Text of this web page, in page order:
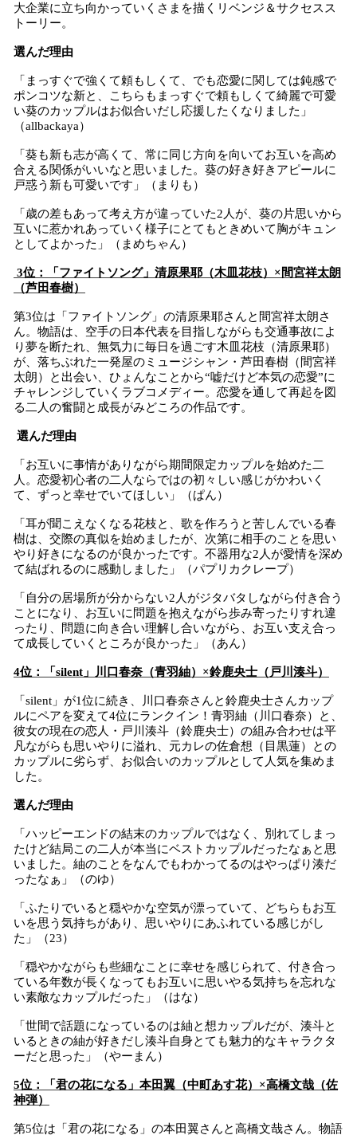
大企業に立ち向かっていくさまを描くリベンジ＆サクセスス
トーリー。
選んだ理由
「まっすぐで強くて頼もしくて、でも恋愛に関しては鈍感で
ポンコツな新と、こちらもまっすぐで頼もしくて綺麗で可愛
い葵のカップルはお似合いだし応援したくなりました」
（allbackaya）
「葵も新も志が高くて、常に同じ方向を向いてお互いを高め
合える関係がいいなと思いました。葵の好き好きアピールに
戸惑う新も可愛いです」（まりも）
「歳の差もあって考え方が違っていた2人が、葵の片思いから
互いに惹かれあっていく様子にとてもときめいて胸がキュン
としてよかった」（まめちゃん）
​3位：「ファイトソング」清原果耶（木皿花枝）×間宮祥太朗
（芦田春樹）
第3位は「ファイトソング」の清原果耶さんと間宮祥太朗さ
ん。物語は、空手の日本代表を目指しながらも交通事故によ
り夢を断たれ、無気力に毎日を過ごす木皿花枝（清原果耶）
が、落ちぶれた一発屋のミュージシャン・芦田春樹（間宮祥
太朗）と出会い、ひょんなことから“嘘だけど本気の恋愛”に
チャレンジしていくラブコメディー。恋愛を通して再起を図
る二人の奮闘と成長がみどころの作品です。
選んだ理由
「お互いに事情がありながら期間限定カップルを始めた二
人。恋愛初心者の二人ならではの初々しい感じがかわいく
て、ずっと幸せでいてほしい」（ぱん）
「耳が聞こえなくなる花枝と、歌を作ろうと苦しんでいる春
樹は、交際の真似を始めましたが、次第に相手のことを思い
やり好きになるのが良かったです。不器用な2人が愛情を深め
て結ばれるのに感動しました」（パプリカクレープ）
「自分の居場所が分からない2人がジタバタしながら付き合う
ことになり、お互いに問題を抱えながら歩み寄ったりすれ違
ったり、問題に向き合い理解し合いながら、お互い支え合っ
て成長していくところが良かった」（あん）
4位：「silent」川口春奈（青羽紬）×鈴鹿央士（戸川湊斗）
「silent」が1位に続き、川口春奈さんと鈴鹿央士さんカップ
ルにペアを変えて4位にランクイン！青羽紬（川口春奈）と、
彼女の現在の恋人・戸川湊斗（鈴鹿央士）の組み合わせは平
凡ながらも思いやりに溢れ、元カレの佐倉想（目黒蓮）との
カップルに劣らず、お似合いのカップルとして人気を集めま
した。
選んだ理由
「ハッピーエンドの結末のカップルではなく、別れてしまっ
たけど結局この二人が本当にベストカップルだったなぁと思
いました。紬のことをなんでもわかってるのはやっぱり湊だ
ったなぁ」（のゆ）
「ふたりでいると穏やかな空気が漂っていて、どちらもお互
いを思う気持ちがあり、思いやりにあふれている感じがし
た」（23）
「穏やかながらも些細なことに幸せを感じられて、付き合っ
ている年数が長くなってもお互いに思いやる気持ちを忘れな
い素敵なカップルだった」（はな）
「世間で話題になっているのは紬と想カップルだが、湊斗と
いるときの紬が好きだし湊斗自身とても魅力的なキャラクタ
ーだと思った」（やーまん）
5位：「君の花になる」本田翼（中町あす花）×高橋文哉（佐
神弾）
第5位は「君の花になる」の本田翼さんと高橋文哉さん。物語